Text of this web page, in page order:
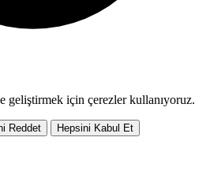
için çerezler kullanıyoruz.
Reddet Hepsini Kabul Et